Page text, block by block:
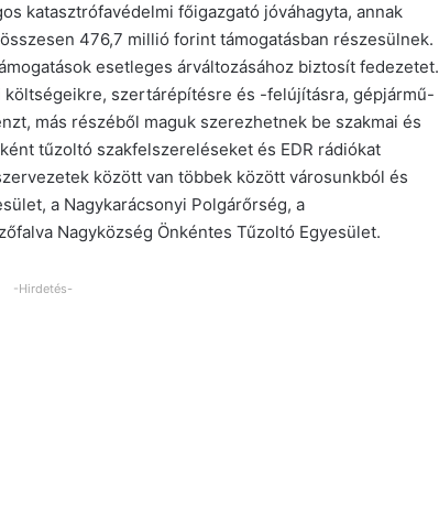
katasztrófavédelmi főigazgató jóváhagyta, annak
476,7 millió forint támogatásban részesülnek.
esetleges árváltozásához biztosít fedezetet.
szertárépítésre és -felújításra, gépjármű-
más részéből maguk szerezhetnek be szakmai és
tűzoltó szakfelszereléseket és EDR rádiókat
között van többek között városunkból és
a Nagykarácsonyi Polgárőrség, a
Nagyközség Önkéntes Tűzoltó Egyesület.
-Hirdetés-